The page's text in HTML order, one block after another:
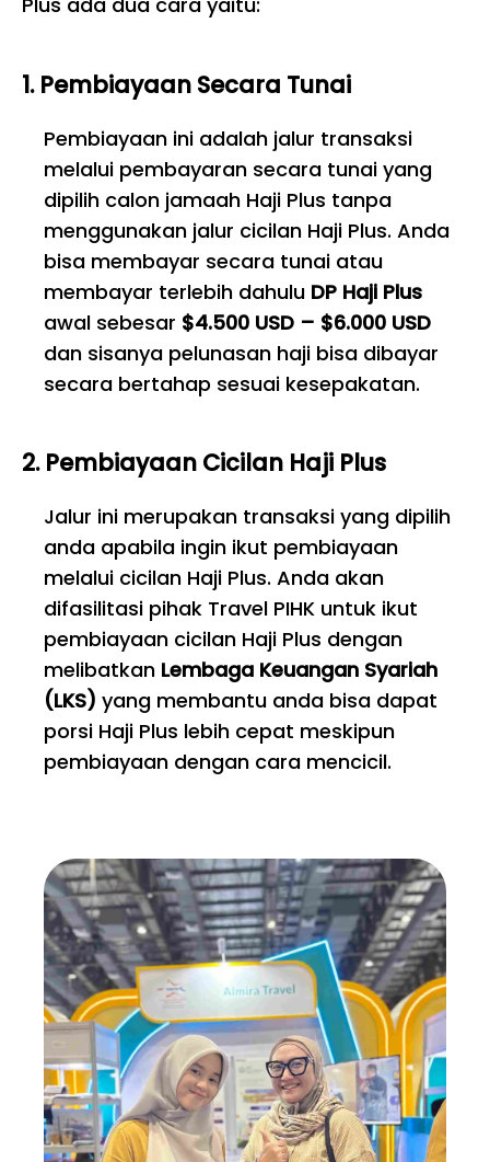
1. Pembiayaan Secara Tunai
Pembiayaan ini adalah jalur transaksi
melalui pembayaran secara tunai yang
dipilih calon jamaah Haji Plus tanpa
menggunakan jalur cicilan Haji Plus. Anda
bisa membayar secara tunai atau
membayar terlebih dahulu DP Haji Plus
awal sebesar $4.500 USD – $6.000 USD
dan sisanya pelunasan haji bisa dibayar
secara bertahap sesuai kesepakatan.
2. Pembiayaan Cicilan Haji Plus
Jalur ini merupakan transaksi yang dipilih
anda apabila ingin ikut pembiayaan
melalui cicilan Haji Plus. Anda akan
difasilitasi pihak Travel PIHK untuk ikut
pembiayaan cicilan Haji Plus dengan
melibatkan Lembaga Keuangan Syariah
(LKS) yang membantu anda bisa dapat
porsi Haji Plus lebih cepat meskipun
pembiayaan dengan cara mencicil.